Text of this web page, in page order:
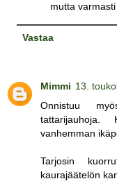
mutta
Vastaa
Mimmi 13.
Onnistuu
vanhemman
Tarjosin
kaurajäätelön